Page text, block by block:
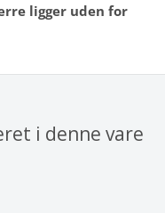
ligger uden for
i denne vare